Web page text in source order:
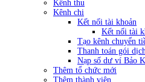
Kênh thu
Kênh chi
Kết nối tài khoản
Kết nối tài
Tạo kênh chuyển
Thanh toán gói
Nạp số dư ví Bảo
Thêm tổ chức mới
Thêm thành viên